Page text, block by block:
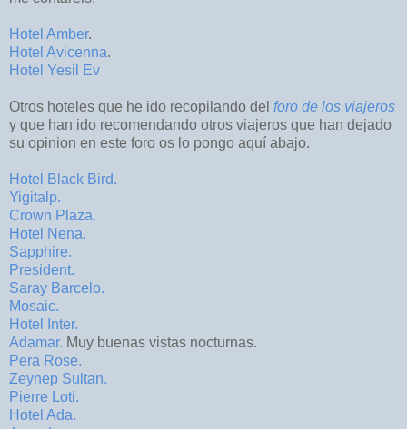
Hotel Amber.
Hotel Avicenna.
Hotel Yesil Ev
Otros hoteles que he ido recopilando del foro de los viajeros
y que han ido recomendando otros viajeros que han dejado
su opinion en este foro os lo pongo aquí abajo.
Hotel Black Bird.
Yigitalp.
Crown Plaza.
Hotel Nena.
Sapphire.
President.
Saray Barcelo.
Mosaic.
Hotel Inter.
Adamar. Muy buenas vistas nocturnas.
Pera Rose.
Zeynep Sultan.
Pierre Loti.
Hotel Ada.